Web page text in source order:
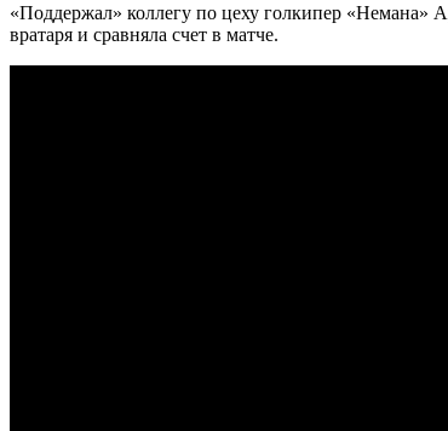
«Поддержал» коллегу по цеху голкипер «Немана»
вратаря и сравняла счет в матче.